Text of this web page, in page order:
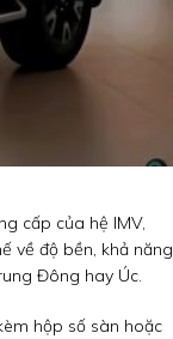
cấp của hệ IMV,
về độ bền, khả năng
Đông hay Úc.
hộp số sàn hoặc